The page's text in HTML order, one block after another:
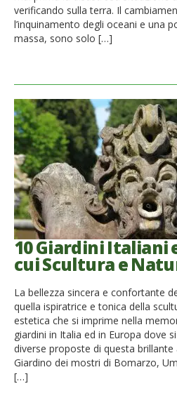
verificando sulla terra. Il
l’inquinamento degli oceani e una
massa, sono solo […]
10 Giardini Italiani
cui Scultura e
La bellezza sincera e confortante
quella ispiratrice e tonica della
estetica che si imprime nella
giardini in Italia ed in Europa dove
diverse proposte di questa
Giardino dei mostri di Bomarzo,
[…]